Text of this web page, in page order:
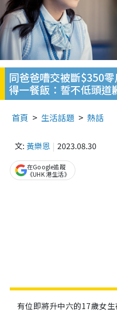
同爸爸嘈交被斷$350
得一餐飯：誓不低頭道
首頁 生活話題 熱話
文: 黃樂恩 2023.08.30
在Google追蹤
《UHK 港生活》
有位即將升中六的17歲女